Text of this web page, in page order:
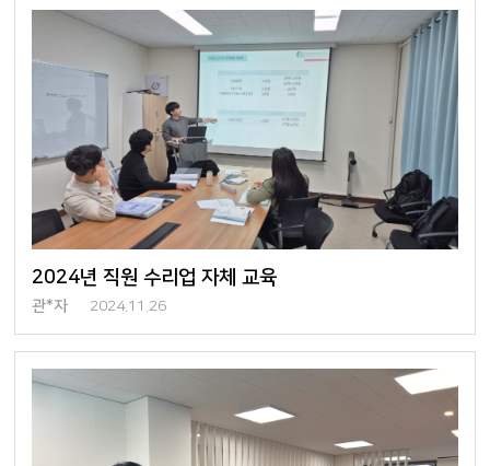
2024년 직원 수리업 자체 교육
관*자 2024.11.26